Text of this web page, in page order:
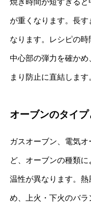
焼き時間が短すぎる
が重くなります。長す
なります。レシピの
中心部の弾力を確か
まり防止に直結します
オーブンのタイ
ガスオーブン、電気
ど、オーブンの種類
温性が異なります。
め、上火・下火のバラ